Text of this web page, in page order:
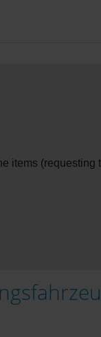
items (requesting